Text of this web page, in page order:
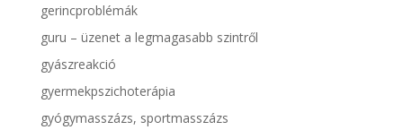
gerincproblémák
guru – üzenet a legmagasabb szintről
gyászreakció
gyermekpszichoterápia
gyógymasszázs, sportmasszázs